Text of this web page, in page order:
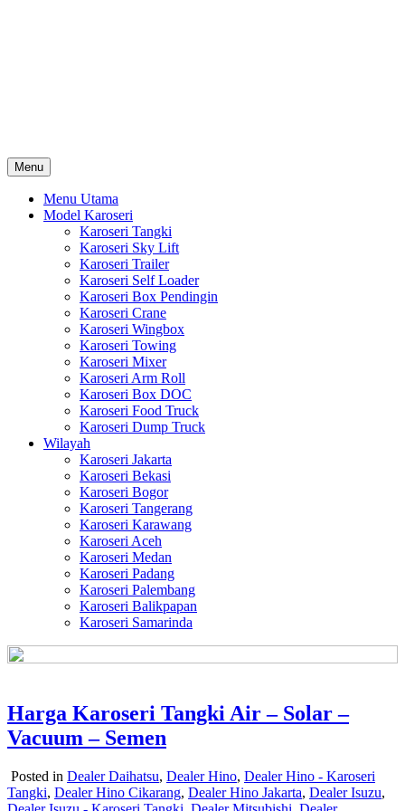
Menu
Menu Utama
Model Karoseri
Karoseri Tangki
Karoseri Sky Lift
Karoseri Trailer
Karoseri Self Loader
Karoseri Box Pendingin
Karoseri Crane
Karoseri Wingbox
Karoseri Towing
Karoseri Mixer
Karoseri Arm Roll
Karoseri Box DOC
Karoseri Food Truck
Karoseri Dump Truck
Wilayah
Karoseri Jakarta
Karoseri Bekasi
Karoseri Bogor
Karoseri Tangerang
Karoseri Karawang
Karoseri Aceh
Karoseri Medan
Karoseri Padang
Karoseri Palembang
Karoseri Balikpapan
Karoseri Samarinda
Harga Karoseri Tangki Air – Solar –
Vacuum – Semen
Posted in Dealer Daihatsu, Dealer Hino, Dealer Hino - Karoseri
Tangki, Dealer Hino Cikarang, Dealer Hino Jakarta, Dealer Isuzu,